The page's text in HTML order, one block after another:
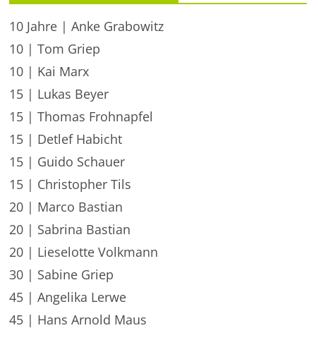
10 Jahre | Anke Grabowitz
10 | Tom Griep
10 | Kai Marx
15 | Lukas Beyer
15 | Thomas Frohnapfel
15 | Detlef Habicht
15 | Guido Schauer
15 | Christopher Tils
20 | Marco Bastian
20 | Sabrina Bastian
20 | Lieselotte Volkmann
30 | Sabine Griep
45 | Angelika Lerwe
45 | Hans Arnold Maus